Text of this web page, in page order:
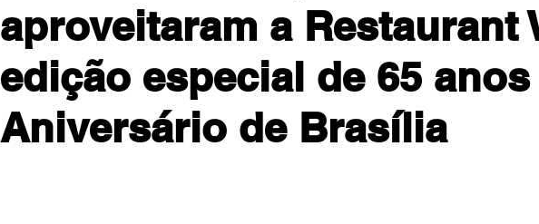
aproveitaram a Restaurant
edição especial de 65
Aniversário de Brasília